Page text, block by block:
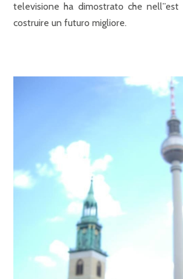
televisione ha dimostrato che
costruire un futuro migliore.